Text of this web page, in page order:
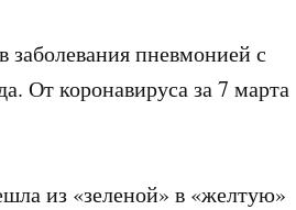
заболевания пневмонией с
От коронавируса за 7 марта
из «зеленой» в «желтую»